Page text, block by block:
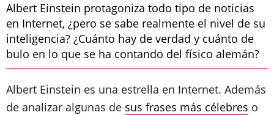
Albert Einstein protagoniza todo tipo de noticias
en Internet, ¿pero se sabe realmente el nivel de su
inteligencia? ¿Cuánto hay de verdad y cuánto de
bulo en lo que se ha contando del físico alemán?
Albert Einstein es una estrella en Internet. Además
de analizar algunas de sus frases más célebres o